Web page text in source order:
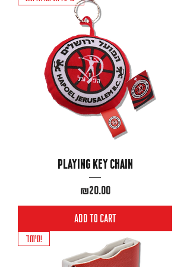
Playing key chain
Price
₪20.00
Add to Cart
מיוחד!